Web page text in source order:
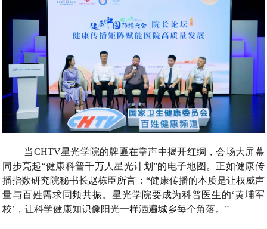
当CHTV星光学院的牌匾在掌声中揭开红绸，会场大屏幕
同步亮起“健康科普千万人星光计划”的电子地图。正如健康传
播指数研究院秘书长赵栋臣所言：“健康传播的本质是让权威声
量与百姓需求同频共振。星光学院要成为科普医生的‘黄埔军
校’，让科学健康知识像阳光一样洒遍城乡每个角落。”